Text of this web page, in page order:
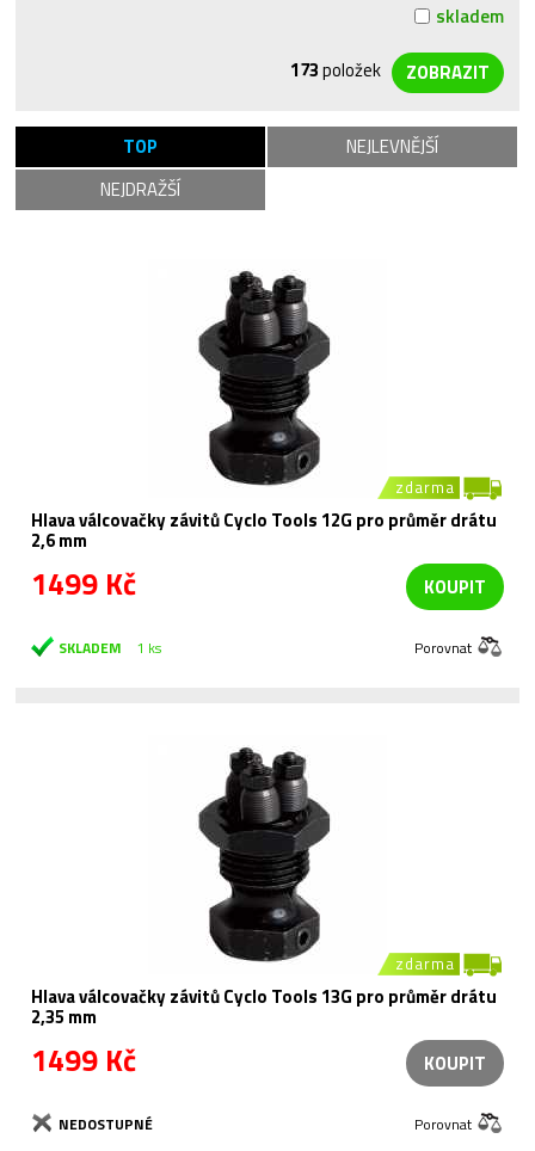
skladem
173položek
TOP
NEJLEVNĚJŠÍ
NEJDRAŽŠÍ
zdarma
Hlava válcovačky závitů Cyclo Tools 12G pro průměr drátu
2,6 mm
1499 Kč KOUPIT
SKLADEM 1 ks Porovnat
zdarma
Hlava válcovačky závitů Cyclo Tools 13G pro průměr drátu
2,35 mm
1499 Kč KOUPIT
NEDOSTUPNÉ Porovnat